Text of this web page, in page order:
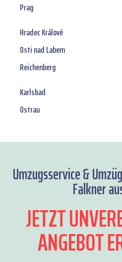
Prag
Hradec Králové
Osti nad Labem
Reichenberg
Karlsbad
Ostrau
Umzugsservice &
Falkner
JETZT
ANGEBOT